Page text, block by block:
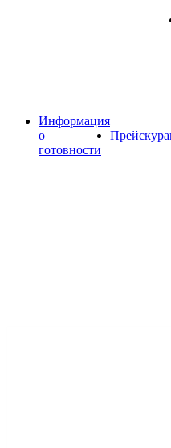
Информация
о
готовности